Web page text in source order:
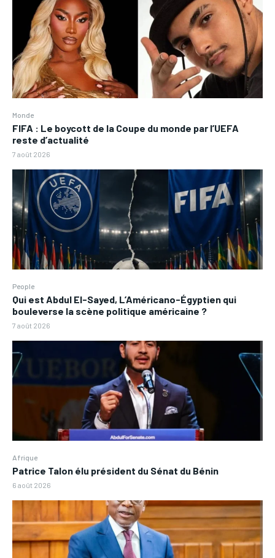
Monde
FIFA : Le boycott de la Coupe du monde par l’UEFA
reste d’actualité
7 août 2026
People
Qui est Abdul El-Sayed, L’Américano-Égyptien qui
bouleverse la scène politique américaine ?
7 août 2026
Afrique
Patrice Talon élu président du Sénat du Bénin
6 août 2026